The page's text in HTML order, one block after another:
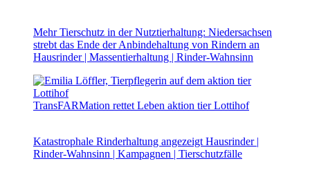
Mehr Tierschutz in der Nutztierhaltung: Niedersachsen
strebt das Ende der Anbindehaltung von Rindern an
Hausrinder | Massentierhaltung | Rinder-Wahnsinn
TransFARMation rettet Leben aktion tier Lottihof
Katastrophale Rinderhaltung angezeigt Hausrinder |
Rinder-Wahnsinn | Kampagnen | Tierschutzfälle